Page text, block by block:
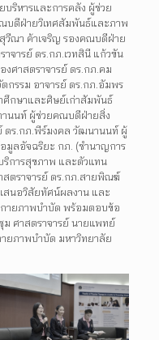
บริหารและการคลัง ผู้ช่วย
บดีฝ่ายวิเทศสัมพันธ์และภาพ
วีณา ค้าเจริญ รองคณบดีฝ่าย
จารย์ ดร.กภ.เวทสินี แก้วขัน
ศาสตราจารย์ ดร.กภ.คม
รรม อาจารย์ ดร.กภ.อัมพร
กษาและศิษย์เก่าสัมพันธ์
านนท์ ผู้ช่วยคณบดีฝ่ายสิ่ง
ดร.กภ.พีร์มงคล วัฒนานนท์ ผู้
มูลอัจฉริยะ กภ. (ชำนาญการ
การสุขภาพ และตัวแทน
สตราจารย์ ดร.กภ.สายพิณฆ์
สนอวิสัยทัศน์ผลงาน และ
ายภาพบำบัด พร้อมตอบข้อ
ศาสตราจารย์ นายแพทย์
ยภาพบำบัด มหาวิทยาลัย